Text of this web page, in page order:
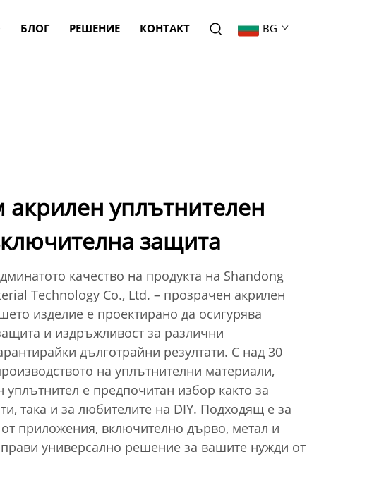
БЛОГ РЕШЕНИЕ КОНТАКТ BG
уплътнителен
защита
качество на продукта на Shandong
Technology Co., Ltd. – прозрачен акрилен
изделие е проектирано да осигурява
и издръжливост за различни
дълготрайни резултати. С над 30
на уплътнителни материали,
е предпочитан избор както за
така и за любителите на DIY. Подходящ е за
приложения, включително дърво, метал и
прави универсално решение за вашите нужди от